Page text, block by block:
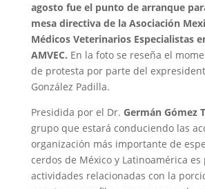
agosto fue el punto de arranque
mesa directiva de la Asociación
Médicos Veterinarios Especialistas
AMVEC. En la foto se reseña el
de protesta por parte del
González Padilla.
Presidida por el Dr. Germán Gómez
grupo que estará conduciendo las
organización más importante de
cerdos de México y Latinoamérica
actividades relacionadas con la